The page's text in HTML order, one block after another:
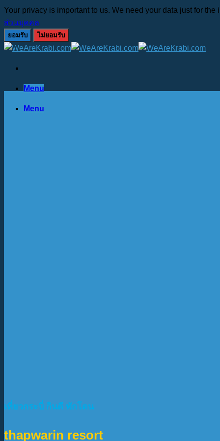
Your privacy is important to us. We need your data just for
ส่วนบุคคล
ยอมรับ ไม่ยอมรับ
Skip
content
Menu
Menu
เที่ยวกระบี่ กินดี พักโดน
thapwarin resort